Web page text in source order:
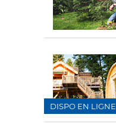
DISPO EN LIGNE